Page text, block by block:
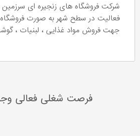
شرکت فروشگاه های زنجیره ای
فعالیت در سطح شهر به صورت
جهت فروش مواد غذایی ، لبنیات ،
فرصت شغلی فعالی